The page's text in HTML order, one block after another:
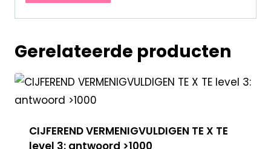
Gerelateerde producten
CIJFEREND VERMENIGVULDIGEN TE X TE
level 3: antwoord >1000